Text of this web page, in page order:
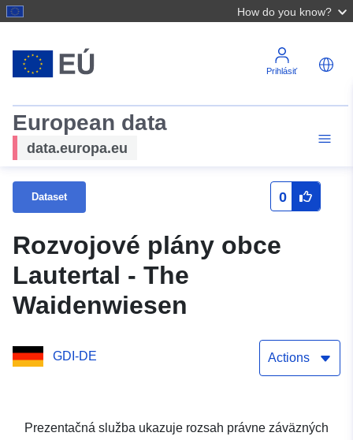
How do you know?
Prihlásiť
European data
data.europa.eu
Dataset 0
Rozvojové plány obce
Lautertal - The
Waidenwiesen
GDI-DE Actions
Prezentačná služba ukazuje rozsah právne záväzných